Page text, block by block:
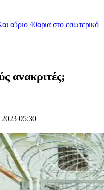
αύριο 40αρια στο εσωτερικό
ανακριτές;
05:30